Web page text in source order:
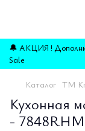
🔔 АКЦИЯ !
Sale
Каталог TM
Кухонная
-